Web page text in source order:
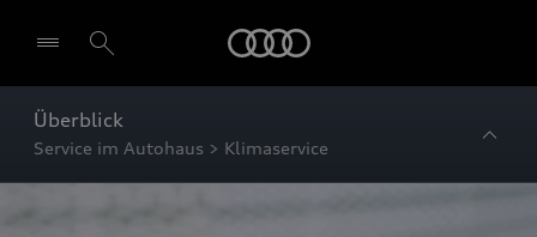
Überblick
Service im Autohaus > Klimaservice